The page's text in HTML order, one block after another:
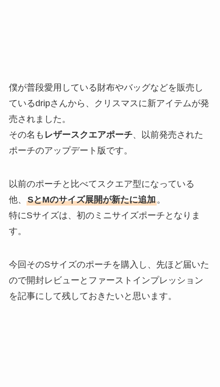
僕が普段愛用している財布やバッグなどを販売し
ているdripさんから、クリスマスに新アイテムが発
売されました。
その名も レザースクエアポーチ、以前発売された
ポーチのアップデート版です。
以前のポーチと比べてスクエア型になっている
他、 SとMのサイズ展開が新たに追加。
特にSサイズは、初のミニサイズポーチとなりま
す。
今回そのSサイズのポーチを購入し、先ほど届いた
ので開封レビューとファーストインプレッション
を記事にして残しておきたいと思います。